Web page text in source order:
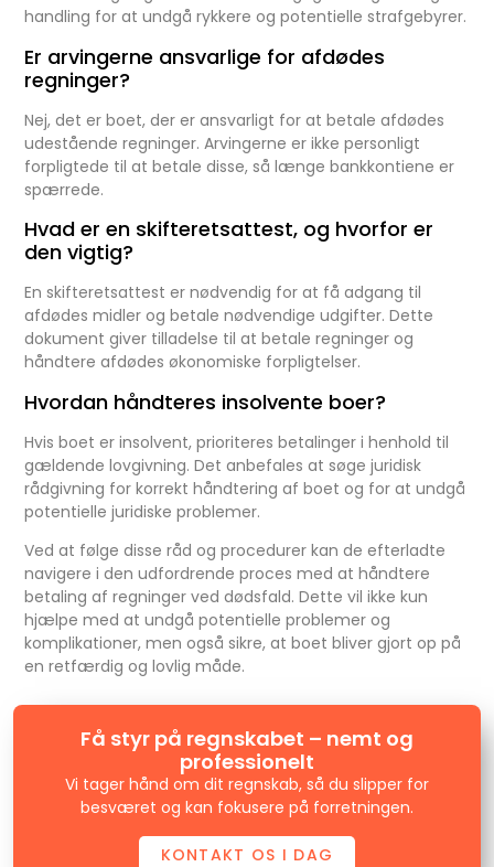
handling for at undgå rykkere og potentielle strafgebyrer.
Er arvingerne ansvarlige for afdødes
regninger?
Nej, det er boet, der er ansvarligt for at betale afdødes
udestående regninger. Arvingerne er ikke personligt
forpligtede til at betale disse, så længe bankkontiene er
spærrede.
Hvad er en skifteretsattest, og hvorfor er
den vigtig?
En skifteretsattest er nødvendig for at få adgang til
afdødes midler og betale nødvendige udgifter. Dette
dokument giver tilladelse til at betale regninger og
håndtere afdødes økonomiske forpligtelser.
Hvordan håndteres insolvente boer?
Hvis boet er insolvent, prioriteres betalinger i henhold til
gældende lovgivning. Det anbefales at søge juridisk
rådgivning for korrekt håndtering af boet og for at undgå
potentielle juridiske problemer.
Ved at følge disse råd og procedurer kan de efterladte
navigere i den udfordrende proces med at håndtere
betaling af regninger ved dødsfald. Dette vil ikke kun
hjælpe med at undgå potentielle problemer og
komplikationer, men også sikre, at boet bliver gjort op på
en retfærdig og lovlig måde.
Få styr på regnskabet – nemt og
professionelt
Vi tager hånd om dit regnskab, så du slipper for
besværet og kan fokusere på forretningen.
KONTAKT OS I DAG